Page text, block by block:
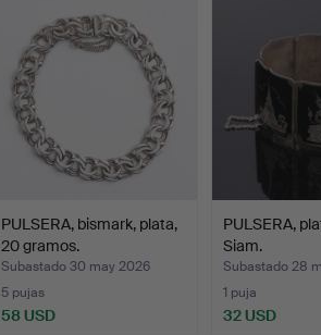
PULSERA, bismark, plata,
20 gramos.
Subastado 30 may 2026
5 pujas
58 USD
PULSERA,
Siam.
Subastado 28
1 puja
32 USD